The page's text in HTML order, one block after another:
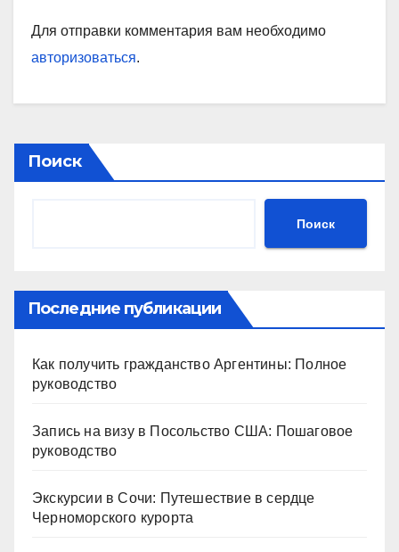
Для отправки комментария вам необходимо
авторизоваться.
Поиск
Поиск
Последние публикации
Как получить гражданство Аргентины: Полное
руководство
Запись на визу в Посольство США: Пошаговое
руководство
Экскурсии в Сочи: Путешествие в сердце
Черноморского курорта